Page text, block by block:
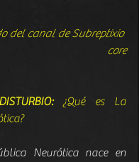
del canal de Subreptixio
core
¿Qué es La
Neurótica nace en